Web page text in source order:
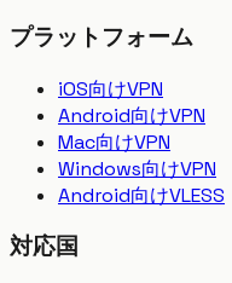
プラットフォーム
iOS向けVPN
Android向けVPN
Mac向けVPN
Windows向けVPN
Android向けVLESS
対応国